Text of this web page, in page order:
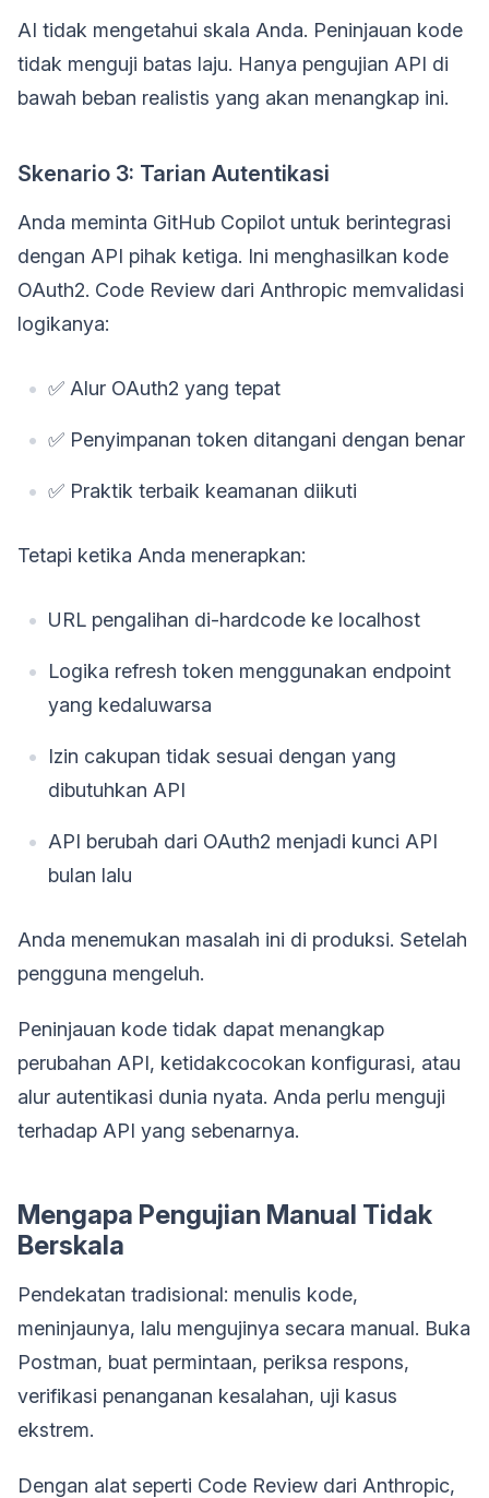
AI tidak mengetahui skala Anda. Peninjauan kode
tidak menguji batas laju. Hanya pengujian API di
bawah beban realistis yang akan menangkap ini.
Skenario 3: Tarian Autentikasi
Anda meminta GitHub Copilot untuk berintegrasi
dengan API pihak ketiga. Ini menghasilkan kode
OAuth2. Code Review dari Anthropic memvalidasi
logikanya:
✅ Alur OAuth2 yang tepat
✅ Penyimpanan token ditangani dengan benar
✅ Praktik terbaik keamanan diikuti
Tetapi ketika Anda menerapkan:
URL pengalihan di-hardcode ke localhost
Logika refresh token menggunakan endpoint
yang kedaluwarsa
Izin cakupan tidak sesuai dengan yang
dibutuhkan API
API berubah dari OAuth2 menjadi kunci API
bulan lalu
Anda menemukan masalah ini di produksi. Setelah
pengguna mengeluh.
Peninjauan kode tidak dapat menangkap
perubahan API, ketidakcocokan konfigurasi, atau
alur autentikasi dunia nyata. Anda perlu menguji
terhadap API yang sebenarnya.
Mengapa Pengujian Manual Tidak
Berskala
Pendekatan tradisional: menulis kode,
meninjaunya, lalu mengujinya secara manual. Buka
Postman, buat permintaan, periksa respons,
verifikasi penanganan kesalahan, uji kasus
ekstrem.
Dengan alat seperti Code Review dari Anthropic,